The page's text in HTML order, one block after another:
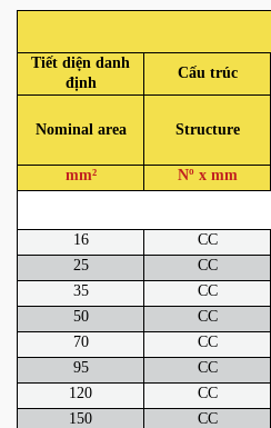
Tiết diện danh
định
Cấu trúc
Nominal area Structure
mm² Nº x mm
16
CC
25
CC
35
CC
50
CC
70
CC
95
CC
120
CC
150
CC